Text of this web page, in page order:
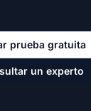
prueba gratuita
un experto